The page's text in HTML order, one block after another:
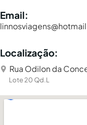
Email:
Localização:
Rua Odilon da
Lote 20 Qd.L